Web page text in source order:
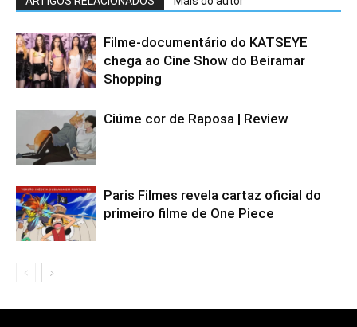
Filme-documentário do KATSEYE
chega ao Cine Show do Beiramar
Shopping
Ciúme cor de Raposa | Review
Paris Filmes revela cartaz oficial do
primeiro filme de One Piece